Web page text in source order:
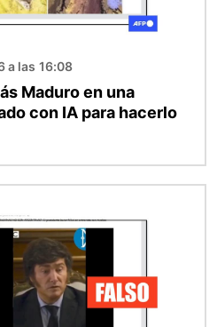
a las 16:08
Maduro en una
con IA para hacerlo